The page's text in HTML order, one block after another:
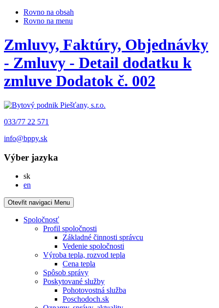
Rovno na obsah
Rovno na menu
Zmluvy, Faktúry, Objednávky
- Zmluvy - Detail dodatku k
zmluve Dodatok č. 002
033/77 22 571
info@bppy.sk
Výber jazyka
skSlovensky
en
Otevřit navigaci Menu
Spoločnosť
Profil spoločnosti
Základné činnosti správcu
Vedenie spoločnosti
Výroba tepla, rozvod tepla
Cena tepla
Spôsob správy
Poskytované služby
Pohotovostná služba
Poschodoch.sk